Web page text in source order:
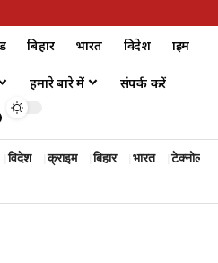
बिहार भारत विदेश क्राइम
हमारे बारे में संपर्क करें
विदेश क्राइम बिहार भारत टेक्नोलॉजी